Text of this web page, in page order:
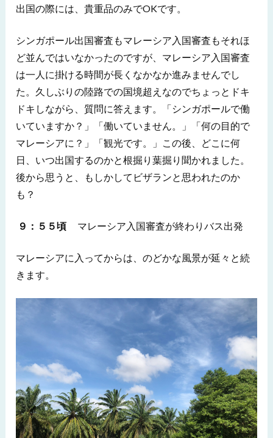
出国の際には、貴重品のみでOKです。
シンガポール出国審査もマレーシア入国審査もそれほ
ど並んではいなかったのですが、マレーシア入国審査
は一人に掛ける時間が長くなかなか進みませんでし
た。久しぶりの陸路での国境超えなのでちょっとドキ
ドキしながら、質問に答えます。「シンガポールで働
いていますか？」「働いていません。」「何の目的で
マレーシアに？」「観光です。」この後、どこに何
日、いつ出国するのかと根掘り葉掘り聞かれました。
後から思うと、もしかしてビザランと思われたのか
も？
９：５５頃 マレーシア入国審査が終わりバス出発
マレーシアに入ってからは、のどかな風景が延々と続
きます。